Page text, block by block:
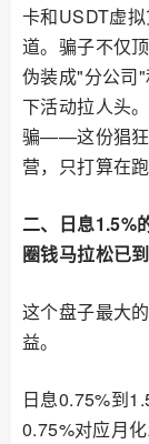
卡和USDT虚
道。骗子不仅
伪装成"分公司
下活动拉人头
骗——这份猖狂
营，只打算在
二、日息1.5%
圈钱马拉松已
这个盘子最大
益。
日息0.75%到
0.75%对应月